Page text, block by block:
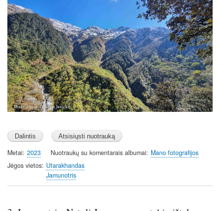
Metai 2023 Nuotraukų su komentarais albumai
Mano fotografijos
Jėgos vietos Utarakhandas
Jamunotris